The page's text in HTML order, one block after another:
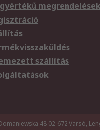
megrendelések
szállítás
48 02-672 Varsó,